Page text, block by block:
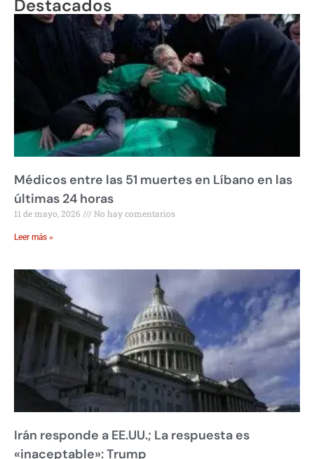
Destacados
Médicos entre las 51 muertes en Líbano en las
últimas 24 horas
11 de mayo, 2026 No hay comentarios
Leer más »
Irán responde a EE.UU.; La respuesta es
«inaceptable»: Trump